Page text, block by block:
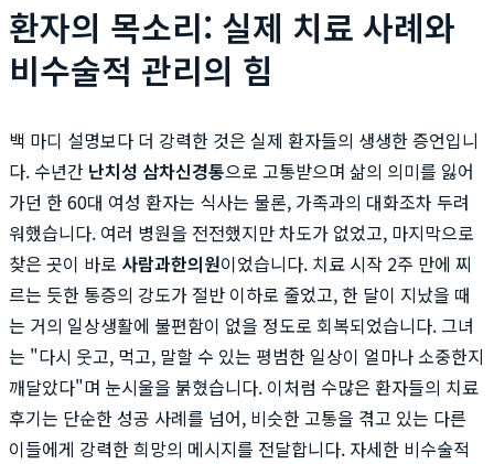
환자의 목소리: 실제 치료 사례와
비수술적 관리의 힘
백 마디 설명보다 더 강력한 것은 실제 환자들의 생생한 증언입니
다. 수년간 난치성 삼차신경통으로 고통받으며 삶의 의미를 잃어
가던 한 60대 여성 환자는 식사는 물론, 가족과의 대화조차 두려
워했습니다. 여러 병원을 전전했지만 차도가 없었고, 마지막으로
찾은 곳이 바로 사람과한의원이었습니다. 치료 시작 2주 만에 찌
르는 듯한 통증의 강도가 절반 이하로 줄었고, 한 달이 지났을 때
는 거의 일상생활에 불편함이 없을 정도로 회복되었습니다. 그녀
는 "다시 웃고, 먹고, 말할 수 있는 평범한 일상이 얼마나 소중한지
깨달았다"며 눈시울을 붉혔습니다. 이처럼 수많은 환자들의 치료
후기는 단순한 성공 사례를 넘어, 비슷한 고통을 겪고 있는 다른
이들에게 강력한 희망의 메시지를 전달합니다. 자세한 비수술적